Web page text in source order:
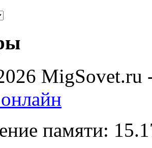
MigSovet.ru
памяти: